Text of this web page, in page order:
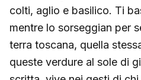
colti, aglio e basilico. Ti
mentre lo sorseggian per
terra toscana, quella
queste verdure al sole di